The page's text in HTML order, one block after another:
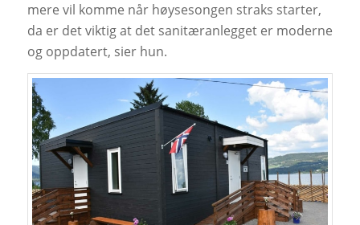
mere vil komme når høysesongen straks starter,
da er det viktig at det sanitæranlegget er moderne
og oppdatert, sier hun.